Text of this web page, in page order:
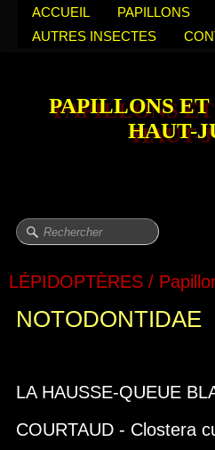
ACCUEIL PAPILLONS
AUTRES INSECTES
PAPILLONS
HAUT-
LÉPIDOPTÈRES /
NOTODONTIDAE
LA HAUSSE-QUEUE
COURTAUD - Clostera